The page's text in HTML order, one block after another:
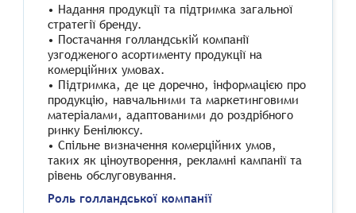
• Надання продукції та підтримка загальної
стратегії бренду.
• Постачання голландській компанії
узгодженого асортименту продукції на
комерційних умовах.
• Підтримка, де це доречно, інформацією про
продукцію, навчальними та маркетинговими
матеріалами, адаптованими до роздрібного
ринку Бенілюксу.
• Спільне визначення комерційних умов,
таких як ціноутворення, рекламні кампанії та
рівень обслуговування.
Роль голландської компанії